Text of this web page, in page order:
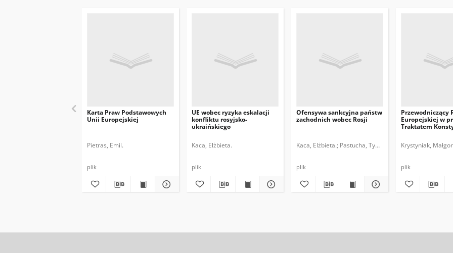
Karta Praw Podstawowych
Unii Europejskiej
Pietras, Emil.
plik
UE wobec ryzyka eskalacji
konfliktu rosyjsko-
ukraińskiego
Kaca, Elżbieta.
plik
Ofensywa sankcyjna państw
zachodnich wobec Rosji
Kaca, Elżbieta. Pastucha, Tymon.
plik
Przewodniczący
Europejskiej w
Traktatem
Krystyniak,
plik